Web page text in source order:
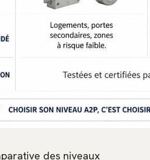
des niveaux